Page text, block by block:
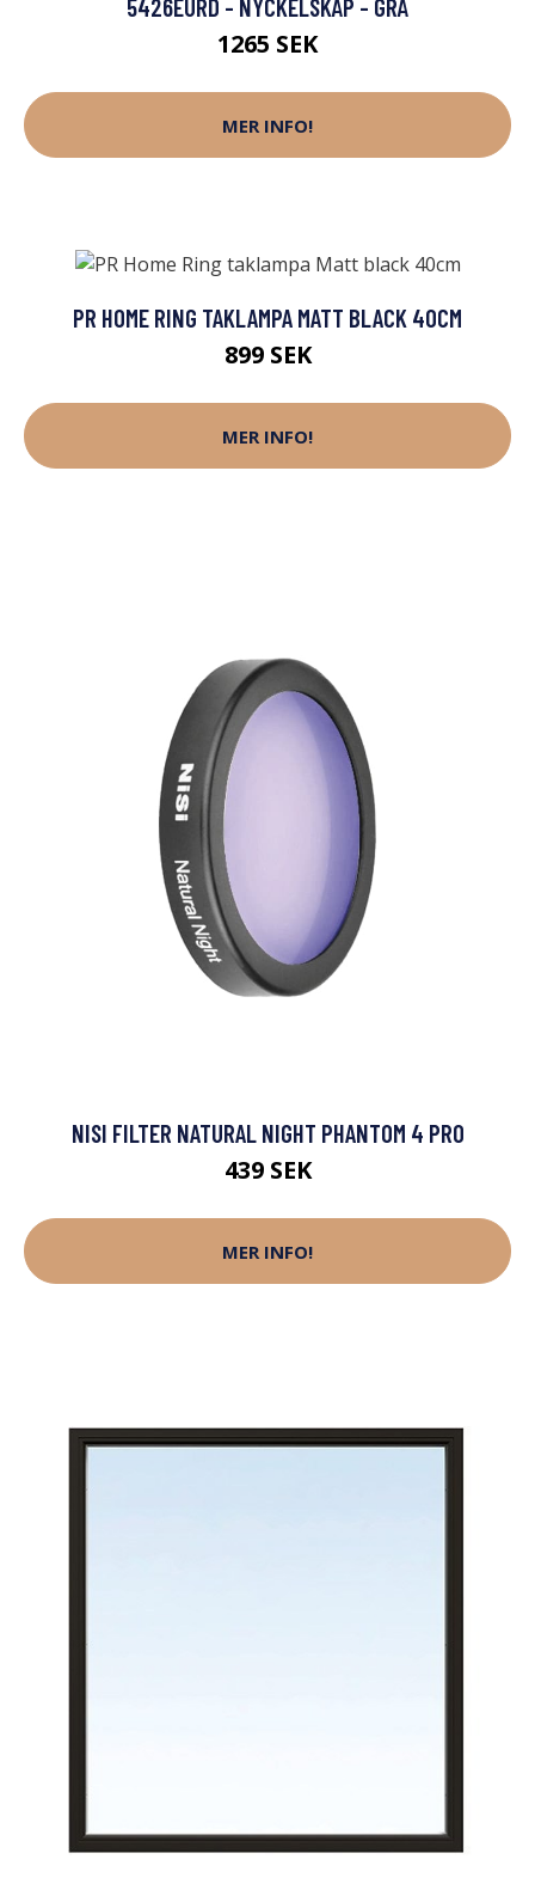
5426EURD - NYCKELSKÅP - GRÅ
1265 SEK
MER INFO!
PR HOME RING TAKLAMPA MATT BLACK 40CM
899 SEK
MER INFO!
NISI FILTER NATURAL NIGHT PHANTOM 4 PRO
439 SEK
MER INFO!